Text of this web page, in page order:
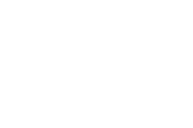
Amazon
Elastic
Amazon
Step
関連す
AWS
新しい
量のニ
ーン愛
とがで
私たち